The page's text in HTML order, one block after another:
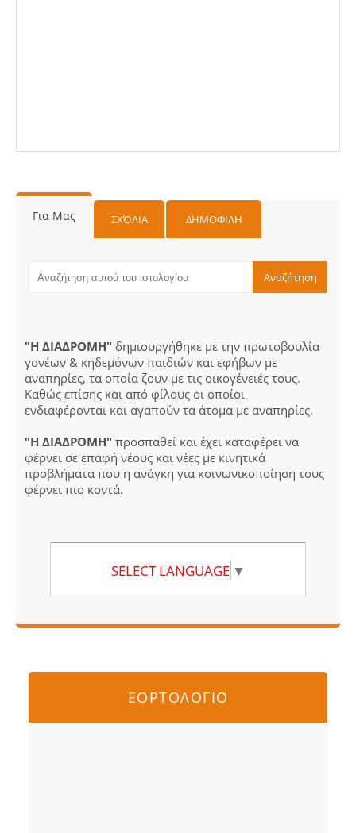
Για Μας ΣΧΌΛΙΑ ΔΗΜΟΦΙΛΗ
"Η ΔΙΑΔΡΟΜΗ" δημιουργήθηκε με την πρωτοβουλία
γονέων & κηδεμόνων παιδιών και εφήβων με
αναπηρίες, τα οποία ζουν με τις οικογένειές τους.
Καθώς επίσης και από φίλους οι οποίοι
ενδιαφέρονται και αγαπούν τα άτομα με αναπηρίες.
"Η ΔΙΑΔΡΟΜΗ" προσπαθεί και έχει καταφέρει να
φέρνει σε επαφή νέους και νέες με κινητικά
προβλήματα που η ανάγκη για κοινωνικοποίηση τους
φέρνει πιο κοντά.
SELECT LANGUAGE ▼
ΕΟΡΤΟΛΟΓΙΟ